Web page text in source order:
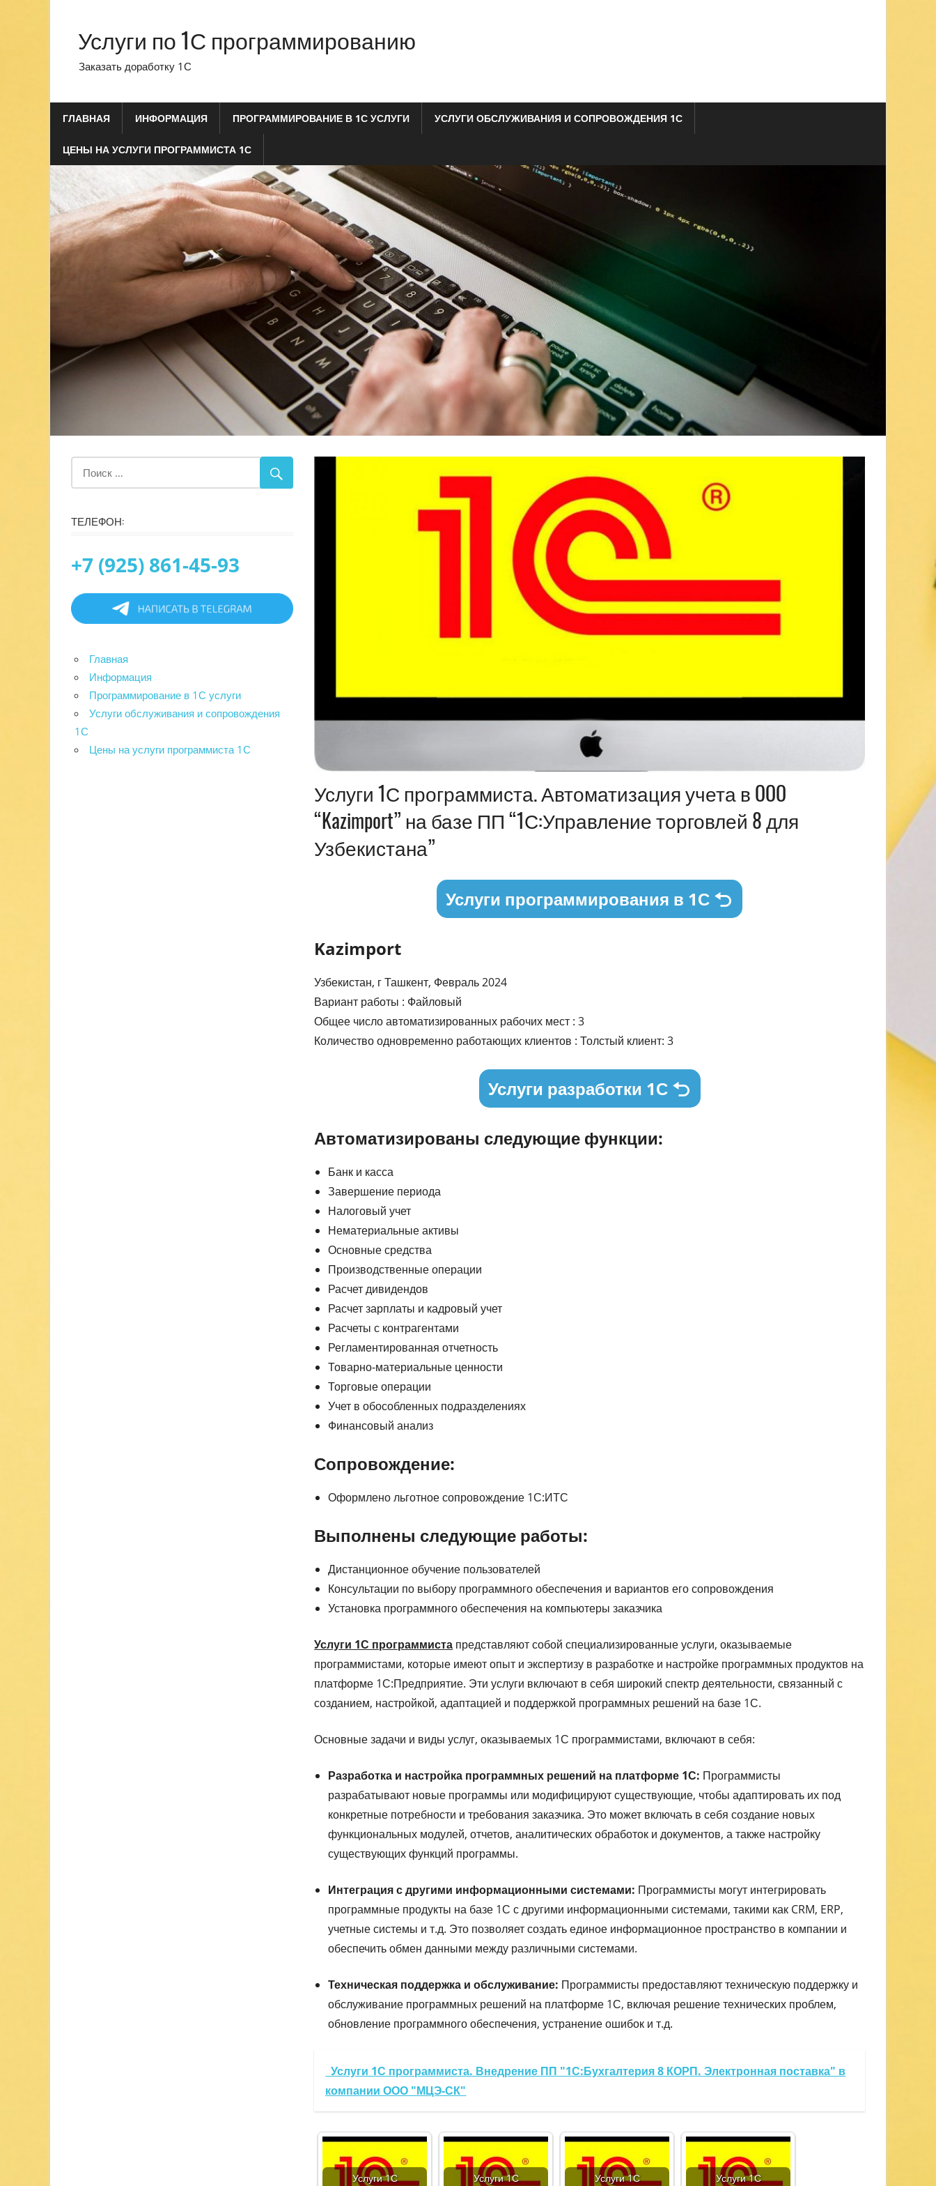
содержимому
Услуги по 1С программированию
Заказать доработку 1С
ГЛАВНАЯ ИНФОРМАЦИЯ ПРОГРАММИРОВАНИЕ В 1С УСЛУГИ УСЛУГИ ОБСЛУЖИВАНИЯ И СОПРОВОЖДЕНИЯ 1С
ЦЕНЫ НА УСЛУГИ ПРОГРАММИСТА 1С
Информация
Услуги 1С программиста. Автоматизация учета в OOO
“Kazimport” на базе ПП “1С:Управление торговлей 8 для
Узбекистана”
Услуги программирования в 1С
Kazimport
Узбекистан, г Ташкент, Февраль 2024
Вариант работы : Файловый
Общее число автоматизированных рабочих мест : 3
Количество одновременно работающих клиентов : Толстый клиент: 3
Услуги разработки 1С
Автоматизированы следующие функции:
Банк и касса
Завершение периода
Налоговый учет
Нематериальные активы
Основные средства
Производственные операции
Расчет дивидендов
Расчет зарплаты и кадровый учет
Расчеты с контрагентами
Регламентированная отчетность
Товарно-материальные ценности
Торговые операции
Учет в обособленных подразделениях
Финансовый анализ
Сопровождение:
Оформлено льготное сопровождение 1С:ИТС
Выполнены следующие работы:
Дистанционное обучение пользователей
Консультации по выбору программного обеспечения и вариантов его сопровождения
Установка программного обеспечения на компьютеры заказчика
Услуги 1С программиста представляют собой специализированные услуги, оказываемые
программистами, которые имеют опыт и экспертизу в разработке и настройке программных продуктов на
платформе 1С:Предприятие. Эти услуги включают в себя широкий спектр деятельности, связанный с
созданием, настройкой, адаптацией и поддержкой программных решений на базе 1С.
Основные задачи и виды услуг, оказываемых 1С программистами, включают в себя:
Разработка и настройка программных решений на платформе 1С: Программисты
разрабатывают новые программы или модифицируют существующие, чтобы адаптировать их под
конкретные потребности и требования заказчика. Это может включать в себя создание новых
функциональных модулей, отчетов, аналитических обработок и документов, а также настройку
существующих функций программы.
Интеграция с другими информационными системами: Программисты могут интегрировать
программные продукты на базе 1С с другими информационными системами, такими как CRM, ERP,
учетные системы и т.д. Это позволяет создать единое информационное пространство в компании и
обеспечить обмен данными между различными системами.
Техническая поддержка и обслуживание: Программисты предоставляют техническую поддержку и
обслуживание программных решений на платформе 1С, включая решение технических проблем,
обновление программного обеспечения, устранение ошибок и т.д.
Услуги 1С программиста. Внедрение ПП "1С:Бухгалтерия 8 КОРП. Электронная поставка" в
компании ООО "МЦЭ-СК"
Услуги 1С Услуги 1С Услуги 1С Услуги 1С
ТЕЛЕФОН:
+7 (925) 861-45-93
Главная
Информация
Программирование в 1С услуги
Услуги обслуживания и сопровождения
1С
Цены на услуги программиста 1С